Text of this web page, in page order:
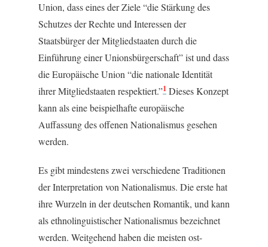
Union, dass eines der Ziele “die Stärkung des
Schutzes der Rechte und Interessen der
Staatsbürger der Mitgliedstaaten durch die
Einführung einer Unionsbürgerschaft” ist und dass
die Europäische Union “die nationale Identität
ihrer Mitgliedstaaten respektiert.”1 Dieses Konzept
kann als eine beispielhafte europäische
Auffassung des offenen Nationalismus gesehen
werden.
Es gibt mindestens zwei verschiedene Traditionen
der Interpretation von Nationalismus. Die erste hat
ihre Wurzeln in der deutschen Romantik, und kann
als ethnolinguistischer Nationalismus bezeichnet
werden. Weitgehend haben die meisten ost-